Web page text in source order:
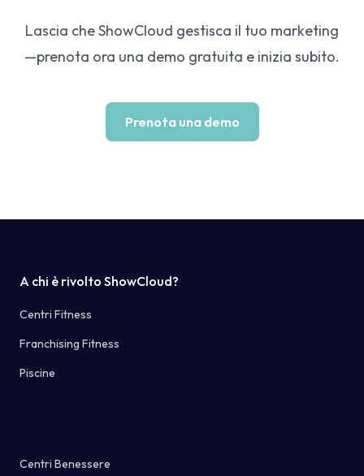
Lascia che ShowCloud gestisca il tuo marketing
—prenota ora una demo gratuita e inizia subito.
Prenota una demo
A chi è rivolto ShowCloud?
Centri Fitness
Franchising Fitness
Piscine
Centri Benessere